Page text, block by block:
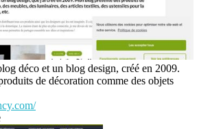
déco et un blog design, créé en 2009.
de décoration comme des objets